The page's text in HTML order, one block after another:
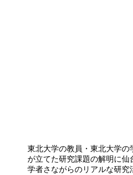
東北大学の教員・東北大学
が立てた研究課題の解明に
学者さながらのリアルな研究